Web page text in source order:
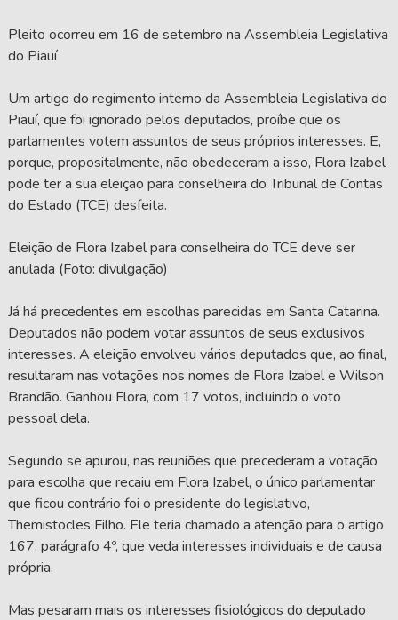
Pleito ocorreu em 16 de setembro na Assembleia Legislativa
do Piauí
Um artigo do regimento interno da Assembleia Legislativa do
Piauí, que foi ignorado pelos deputados, proíbe que os
parlamentes votem assuntos de seus próprios interesses. E,
porque, propositalmente, não obedeceram a isso, Flora Izabel
pode ter a sua eleição para conselheira do Tribunal de Contas
do Estado (TCE) desfeita.
Eleição de Flora Izabel para conselheira do TCE deve ser
anulada (Foto: divulgação)
Já há precedentes em escolhas parecidas em Santa Catarina.
Deputados não podem votar assuntos de seus exclusivos
interesses. A eleição envolveu vários deputados que, ao final,
resultaram nas votações nos nomes de Flora Izabel e Wilson
Brandão. Ganhou Flora, com 17 votos, incluindo o voto
pessoal dela.
Segundo se apurou, nas reuniões que precederam a votação
para escolha que recaiu em Flora Izabel, o único parlamentar
que ficou contrário foi o presidente do legislativo,
Themistocles Filho. Ele teria chamado a atenção para o artigo
167, parágrafo 4º, que veda interesses individuais e de causa
própria.
Mas pesaram mais os interesses fisiológicos do deputado